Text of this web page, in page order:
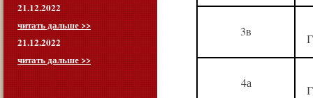
3в
4а
21.12.2022
читать дальше >>
21.12.2022
читать дальше >>